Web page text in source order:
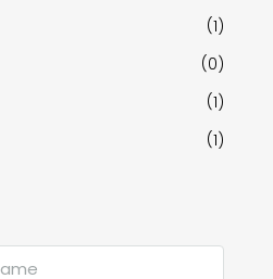
(1)
(0)
(1)
(1)